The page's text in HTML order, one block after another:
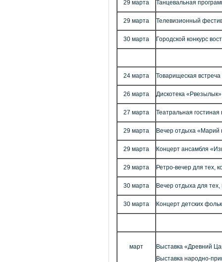
29 марта Танцевальная
29 марта Телевизионный
30 марта Городской конкурс
24 марта Товарищеская
26 марта Дискотека «Рвезылык»
27 марта Театральная гостиная
29 марта Вечер отдыха «Марий
29 марта Концерт ансамбля
29 марта Ретро-вечер для тех,
30 марта Вечер отдыха для тех,
30 марта Концерт детских
март
Выставка «Древний
Выставка народно-